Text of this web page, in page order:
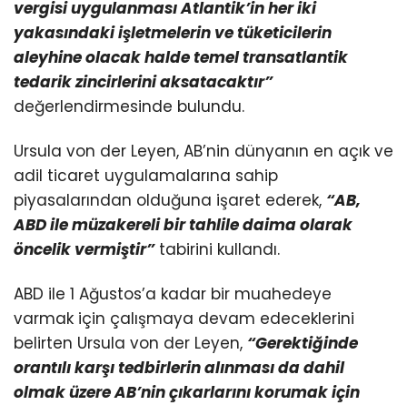
vergisi uygulanması Atlantik’in her iki
yakasındaki işletmelerin ve tüketicilerin
aleyhine olacak halde temel transatlantik
tedarik zincirlerini aksatacaktır”
değerlendirmesinde bulundu.
Ursula von der Leyen, AB’nin dünyanın en açık ve
adil ticaret uygulamalarına sahip
piyasalarından olduğuna işaret ederek, “AB,
ABD ile müzakereli bir tahlile daima olarak
öncelik vermiştir”tabirini kullandı.
ABD ile 1 Ağustos’a kadar bir muahedeye
varmak için çalışmaya devam edeceklerini
belirten Ursula von der Leyen, “Gerektiğinde
orantılı karşı tedbirlerin alınması da dahil
olmak üzere AB’nin çıkarlarını korumak için